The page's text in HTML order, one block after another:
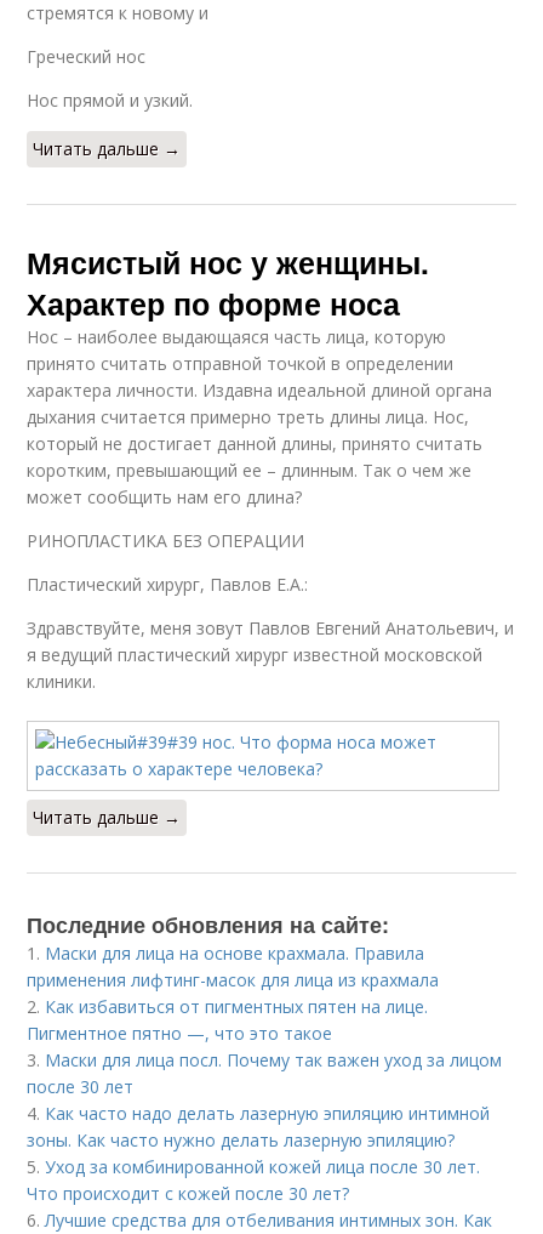
стремятся к новому и
Греческий нос
Нос прямой и узкий.
Читать дальше →
Мясистый нос у женщины.
Характер по форме носа
Нос – наиболее выдающаяся часть лица, которую
принято считать отправной точкой в определении
характера личности. Издавна идеальной длиной органа
дыхания считается примерно треть длины лица. Нос,
который не достигает данной длины, принято считать
коротким, превышающий ее – длинным. Так о чем же
может сообщить нам его длина?
РИНОПЛАСТИКА БЕЗ ОПЕРАЦИИ
Пластический хирург, Павлов Е.А.:
Здравствуйте, меня зовут Павлов Евгений Анатольевич, и
я ведущий пластический хирург известной московской
клиники.
Читать дальше →
Последние обновления на сайте:
1. Маски для лица на основе крахмала. Правила
применения лифтинг-масок для лица из крахмала
2. Как избавиться от пигментных пятен на лице.
Пигментное пятно —, что это такое
3. Маски для лица посл. Почему так важен уход за лицом
после 30 лет
4. Как часто надо делать лазерную эпиляцию интимной
зоны. Как часто нужно делать лазерную эпиляцию?
5.Уход за комбинированной кожей лица после 30 лет.
Что происходит с кожей после 30 лет?
6.Лучшие средства для отбеливания интимных зон. Как